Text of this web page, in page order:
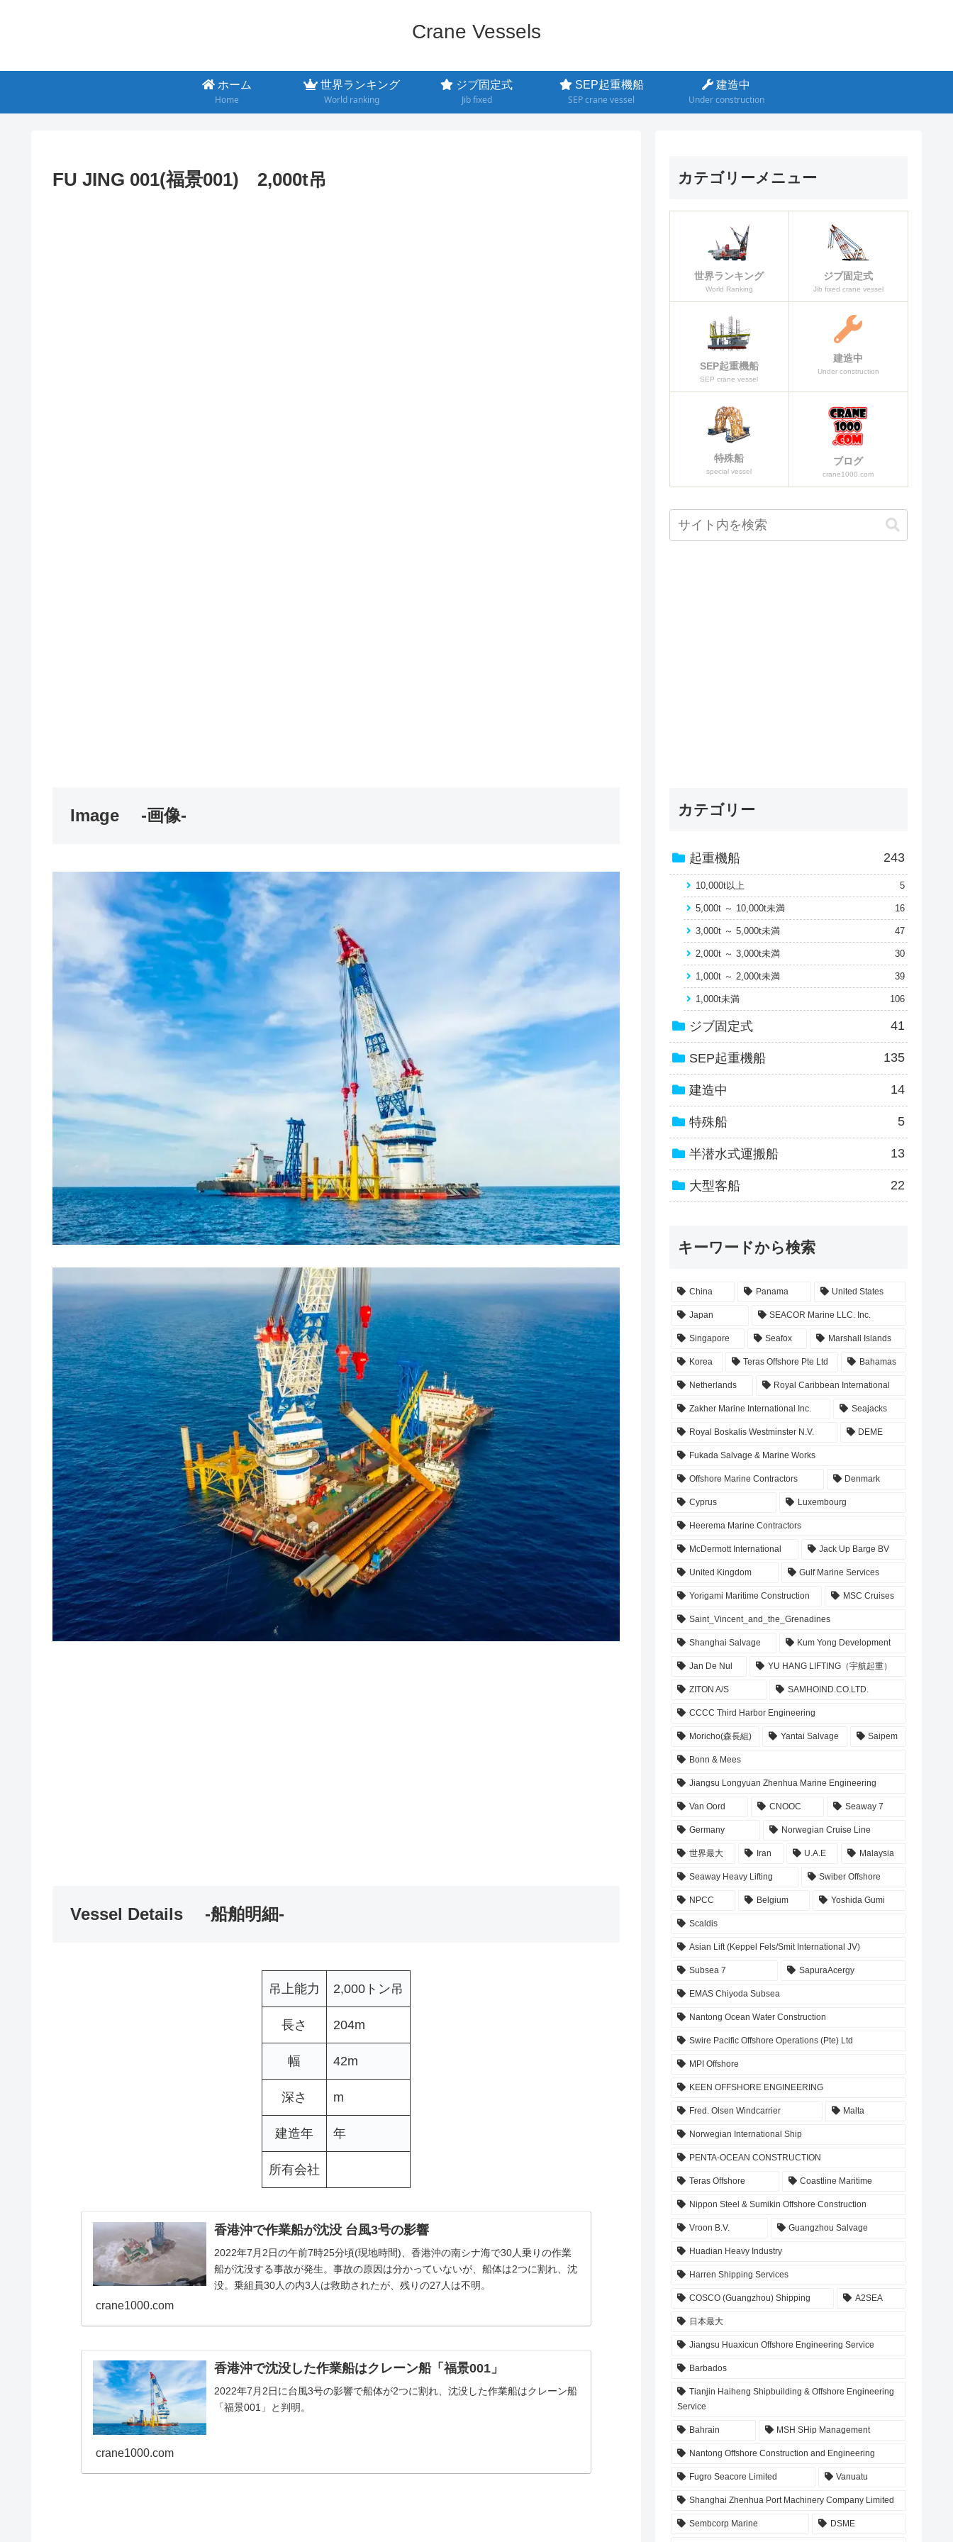
Crane Vessels
ホーム
Home
世界ランキング
World ranking
ジブ固定式
Jib fixed
SEP起重機船
SEP crane vessel
建造中
Under construction
FU JING 001(福景001) 2,000t吊
Image -画像-
Vessel Details -船舶明細-
吊上能力 2,000トン吊
長さ 204m
幅 42m
深さ m
建造年 年
所有会社
香港沖で作業船が沈没 台風3号の影響
2022年7月2日の午前7時25分頃(現地時間)、香港沖の南シナ海で30人乗りの作業
船が沈没する事故が発生。事故の原因は分かっていないが、船体は2つに割れ、沈
没。乗組員30人の内3人は救助されたが、残りの27人は不明。
crane1000.com
香港沖で沈没した作業船はクレーン船「福景001」
2022年7月2日に台風3号の影響で船体が2つに割れ、沈没した作業船はクレーン船
「福景001」と判明。
crane1000.com
カテゴリーメニュー
世界ランキング
World Ranking
ジブ固定式
Jib fixed crane vessel
SEP起重機船
SEP crane vessel
建造中
Under construction
特殊船
special vessel
ブログ
crane1000.com
カテゴリー
起重機船 243
10,000t以上 5
5,000t ～ 10,000t未満 16
3,000t ～ 5,000t未満 47
2,000t ～ 3,000t未満 30
1,000t ～ 2,000t未満 39
1,000t未満 106
ジブ固定式 41
SEP起重機船 135
建造中 14
特殊船 5
半潜水式運搬船 13
大型客船 22
キーワードから検索
China Panama United States
Japan SEACOR Marine LLC. Inc.
Singapore Seafox Marshall Islands
Korea Teras Offshore Pte Ltd Bahamas
Netherlands Royal Caribbean International
Zakher Marine International Inc. Seajacks
Royal Boskalis Westminster N.V. DEME
Fukada Salvage & Marine Works
Offshore Marine Contractors Denmark
Cyprus Luxembourg
Heerema Marine Contractors
McDermott International Jack Up Barge BV
United Kingdom Gulf Marine Services
Yorigami Maritime Construction MSC Cruises
Saint_Vincent_and_the_Grenadines
Shanghai Salvage Kum Yong Development
Jan De Nul YU HANG LIFTING（宇航起重）
ZITON A/S SAMHOIND.CO.LTD.
CCCC Third Harbor Engineering
Moricho(森長組) Yantai Salvage Saipem
Bonn & Mees
Jiangsu Longyuan Zhenhua Marine Engineering
Van Oord CNOOC Seaway 7
Germany Norwegian Cruise Line
世界最大 Iran U.A.E Malaysia
Seaway Heavy Lifting Swiber Offshore
NPCC Belgium Yoshida Gumi
Scaldis
Asian Lift (Keppel Fels/Smit International JV)
Subsea 7 SapuraAcergy
EMAS Chiyoda Subsea
Nantong Ocean Water Construction
Swire Pacific Offshore Operations (Pte) Ltd
MPI Offshore
KEEN OFFSHORE ENGINEERING
Fred. Olsen Windcarrier Malta
Norwegian International Ship
PENTA-OCEAN CONSTRUCTION
Teras Offshore Coastline Maritime
Nippon Steel & Sumikin Offshore Construction
Vroon B.V. Guangzhou Salvage
Huadian Heavy Industry
Harren Shipping Services
COSCO (Guangzhou) Shipping A2SEA
日本最大
Jiangsu Huaxicun Offshore Engineering Service
Barbados
Tianjin Haiheng Shipbuilding & Offshore Engineering
Service
Bahrain MSH SHip Management
Nantong Offshore Construction and Engineering
Fugro Seacore Limited Vanuatu
Shanghai Zhenhua Port Machinery Company Limited
Sembcorp Marine DSME